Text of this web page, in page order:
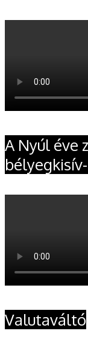
A Nyúl éve
Valutaváltó